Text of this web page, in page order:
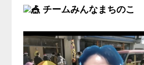
チームみんなまちのこ